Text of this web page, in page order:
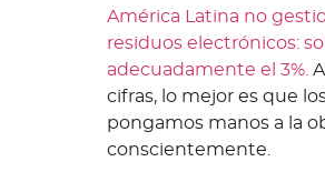
América Latina no
residuos electrónicos:
adecuadamente el 3%.
cifras, lo mejor es que
pongamos manos a la
conscientemente.